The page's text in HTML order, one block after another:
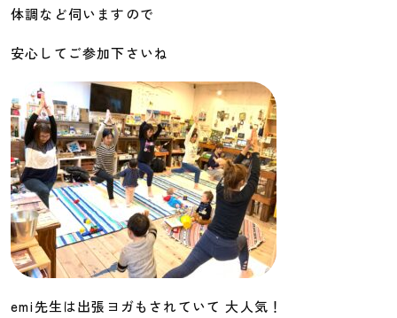
体調など伺いますので
安心してご参加下さいね
emi先生は出張ヨガもされていて 大人気！